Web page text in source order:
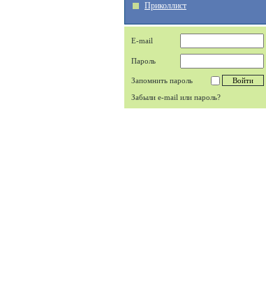
Приколлист
E-mail
Пароль
Запомнить пароль
Забыли e-mail или пароль?